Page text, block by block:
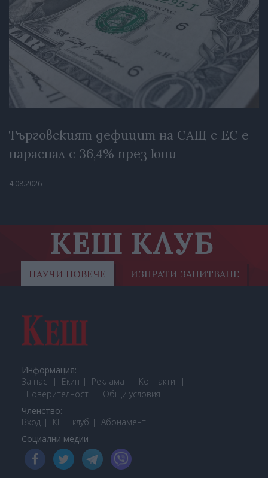
Търговският дефицит на САЩ с ЕС е
нараснал с 36,4% през юни
4.08.2026
КЕШ КЛУБ
НАУЧИ ПОВЕЧЕ ИЗПРАТИ ЗАПИТВАНЕ
Информация:
За нас
Екип Реклама
Контакти
Поверителност
Общи условия
Членство:
Вход
КЕШ клуб Абонамент
Социални медии